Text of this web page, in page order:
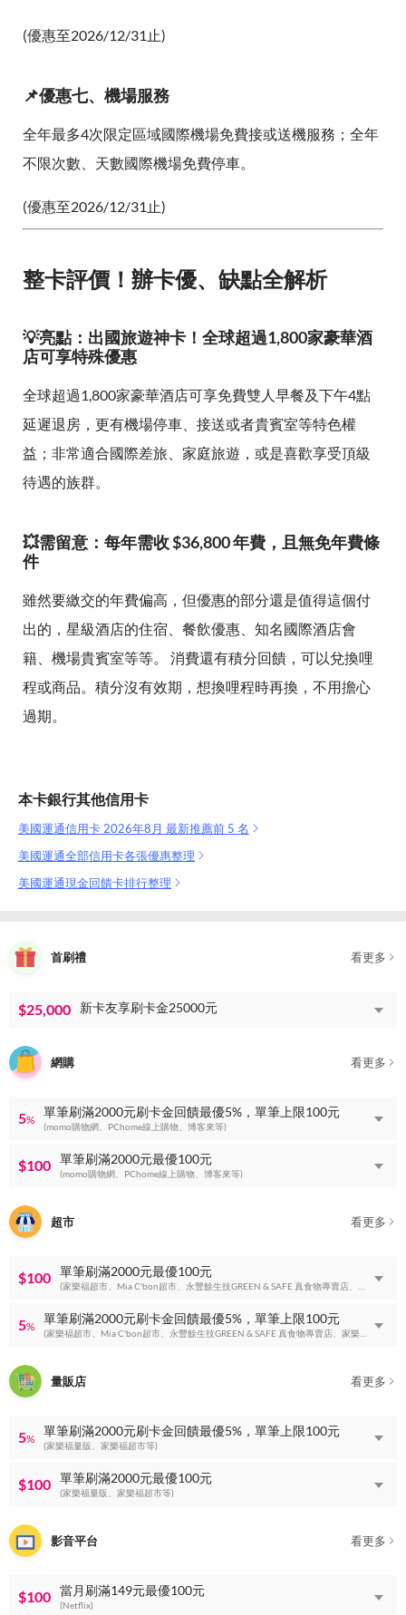
(優惠至2026/12/31止)
📌優惠七、機場服務
全年最多4次限定區域國際機場免費接或送機服務；全年
不限次數、天數國際機場免費停車。
(優惠至2026/12/31止)
整卡評價！辦卡優、缺點全解析
💡亮點：出國旅遊神卡！全球超過1,800家豪華酒
店可享特殊優惠
全球超過1,800家豪華酒店可享免費雙人早餐及下午4點
延遲退房，更有機場停車、接送或者貴賓室等特色權
益；非常適合國際差旅、家庭旅遊，或是喜歡享受頂級
待遇的族群。
💥需留意：每年需收 $36,800 年費，且無免年費條
件
雖然要繳交的年費偏高，但優惠的部分還是值得這個付
出的，星級酒店的住宿、餐飲優惠、知名國際酒店會
籍、機場貴賓室等等。 消費還有積分回饋，可以兌換哩
程或商品。積分沒有效期，想換哩程時再換，不用擔心
過期。
本卡銀行其他信用卡
美國運通信用卡 2026年8月 最新推薦前 5 名
美國運通全部信用卡各張優惠整理
美國運通現金回饋卡排行整理
首刷禮 看更多
$25,000 新卡友享刷卡金25000元
網購 看更多
5%
單筆刷滿2000元刷卡金回饋最優5%，單筆上限100元
(momo購物網、PChome線上購物、博客來等)
$100 單筆刷滿2000元最優100元
(momo購物網、PChome線上購物、博客來等)
超市 看更多
$100 單筆刷滿2000元最優100元
5%
單筆刷滿2000元刷卡金回饋最優5%，單筆上限100元
量販店 看更多
5%
單筆刷滿2000元刷卡金回饋最優5%，單筆上限100元
(家樂福量販、家樂福超市等)
$100 單筆刷滿2000元最優100元
(家樂福量販、家樂福超市等)
影音平台 看更多
$100 當月刷滿149元最優100元
(Netflix)